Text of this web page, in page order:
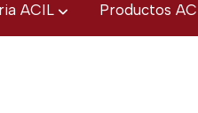
ACIL Productos